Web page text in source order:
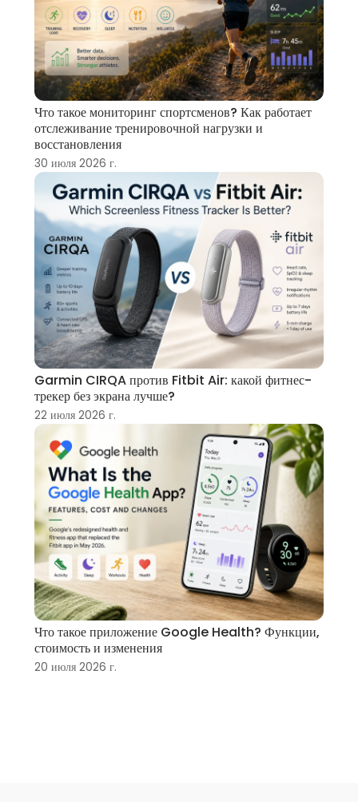
Что такое мониторинг спортсменов? Как работает
отслеживание тренировочной нагрузки и
восстановления
30 июля 2026 г.
Garmin CIRQA против Fitbit Air: какой фитнес-
трекер без экрана лучше?
22 июля 2026 г.
Что такое приложение Google Health? Функции,
стоимость и изменения
20 июля 2026 г.